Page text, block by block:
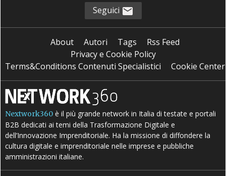
Seguici
About Autori Tags
Rss Feed
Privacy e Cookie Policy
Terms&Conditions Contenuti Specialistici
Cookie Center
Nextwork360 è il più grande network in Italia di testate e portali
B2B dedicati ai temi della Trasformazione Digitale e
dell’Innovazione Imprenditoriale. Ha la missione di diffondere la
cultura digitale e imprenditoriale nelle imprese e pubbliche
amministrazioni italiane.